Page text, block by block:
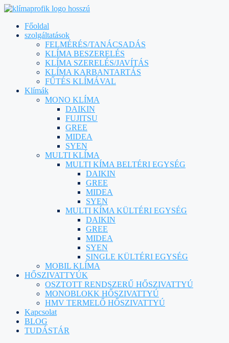
Főoldal
szolgáltatások
FELMÉRÉS/TANÁCSADÁS
KLÍMA BESZERELÉS
KLÍMA SZERELÉS/JAVÍTÁS
KLÍMA KARBANTARTÁS
FŰTÉS KLÍMÁVAL
Klímák
MONO KLÍMA
DAIKIN
FUJITSU
GREE
MIDEA
SYEN
MULTI KLÍMA
MULTI KÍMA BELTÉRI EGYSÉG
DAIKIN
GREE
MIDEA
SYEN
MULTI KÍMA KÜLTÉRI EGYSÉG
DAIKIN
GREE
MIDEA
SYEN
SINGLE KÜLTÉRI EGYSÉG
MOBIL KLÍMA
HŐSZIVATTYÚK
OSZTOTT RENDSZERŰ HŐSZIVATTYÚ
MONOBLOKK HŐSZIVATTYÚ
HMV TERMELŐ HŐSZIVATTYÚ
Kapcsolat
BLOG
TUDÁSTÁR